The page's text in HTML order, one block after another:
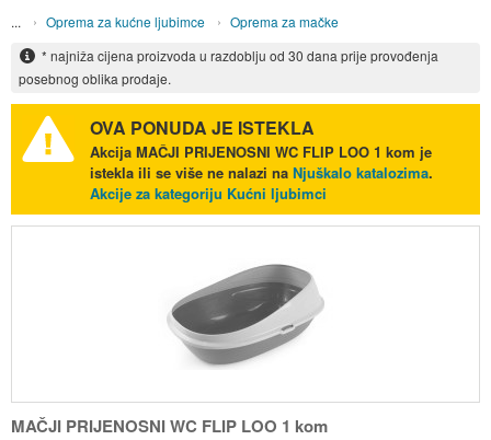
Oprema za kućne ljubimce
Oprema za mačke
* najniža cijena proizvoda u razdoblju od 30 dana prije provođenja
posebnog oblika prodaje.
OVA PONUDA JE ISTEKLA
Akcija MAČJI PRIJENOSNI WC FLIP LOO 1 kom je
istekla ili se više ne nalazi na Njuškalo katalozima.
Akcije za kategoriju Kućni ljubimci
MAČJI PRIJENOSNI WC FLIP LOO 1 kom